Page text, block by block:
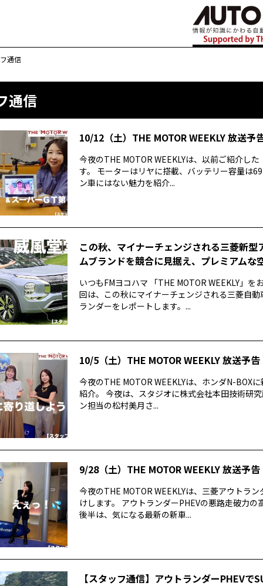
通信
通信
10/12（土）THE MOTOR WEEKLY 放送予
今夜のTHE MOTOR WEEKLYは、以前ご紹介し
す。 モーターはリヤに搭載、バッテリー容量は
ン車にはない魅力を紹介...
この秋、マイナーチェンジされる三菱新
ムブランドを競合に見据え、プレミアムな
いつもFMヨコハマ 「THE MOTOR WEEKLY」
回は、この秋にマイナーチェンジされる三菱自
ランダーをレポートします。...
10/5（土）THE MOTOR WEEKLY 放送予告
今夜のTHE MOTOR WEEKLYは、ホンダN-BOX
紹介。 今夜は、スタジオに株式会社本田技術研
ン担当の松村美月さ...
9/28（土）THE MOTOR WEEKLY 放送予告
今夜のTHE MOTOR WEEKLYは、三菱アウトラ
けします。 アウトランダーPHEVの悪路走破力
後半は、気になる最新の新車...
【スタッフ通信】アウトランダーPHEVで